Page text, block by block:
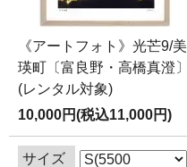
《アートフォト》光芒9/美
瑛町〔富良野・高橋真澄〕
(レンタル対象)
10,000円(税込11,000円)
サイズ